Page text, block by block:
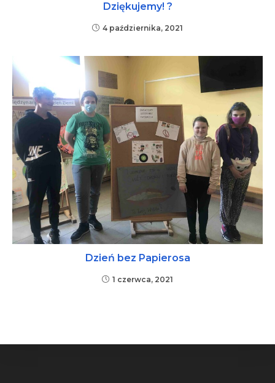
Dziękujemy! ?
4 października, 2021
Dzień bez Papierosa
1 czerwca, 2021